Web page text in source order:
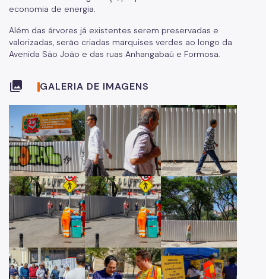
economia de energia.
Além das árvores já existentes serem preservadas e
valorizadas, serão criadas marquises verdes ao longo da
Avenida São João e das ruas Anhangabaú e Formosa.
collections GALERIA DE IMAGENS